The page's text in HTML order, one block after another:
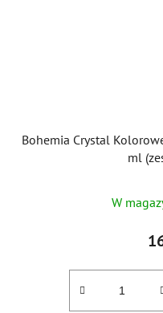
Bohemia Crystal
ml
W